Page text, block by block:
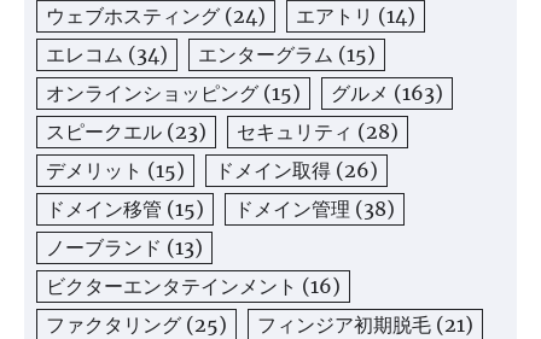
ウェブホスティング (24) エアトリ (14)
エレコム (34) エンターグラム (15)
オンラインショッピング (15) グルメ (163)
スピークエル (23) セキュリティ (28)
デメリット (15) ドメイン取得 (26)
ドメイン移管 (15) ドメイン管理 (38)
ノーブランド (13)
ビクターエンタテインメント (16)
ファクタリング (25) フィンジア初期脱毛 (21)